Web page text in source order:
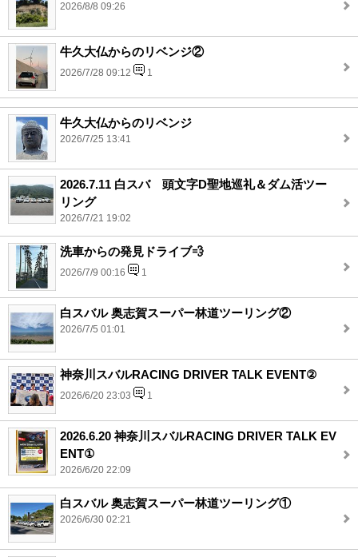
2026/8/8 09:26
牛久大仏からのリベンジ②
2026/7/28 09:12 1
牛久大仏からのリベンジ
2026/7/25 13:41
2026.7.11 白スバ 頭文字D聖地巡礼＆ダム活ツー
リング
2026/7/21 19:02
洗車からの発見ドライブ💨
2026/7/9 00:16 1
白スバル 奥志賀スーパー林道ツーリング②
2026/7/5 01:01
神奈川スバルRACING DRIVER TALK EVENT②
2026/6/20 23:03 1
2026.6.20 神奈川スバルRACING DRIVER TALK EV
ENT①
2026/6/20 22:09
白スバル 奥志賀スーパー林道ツーリング①
2026/6/30 02:21